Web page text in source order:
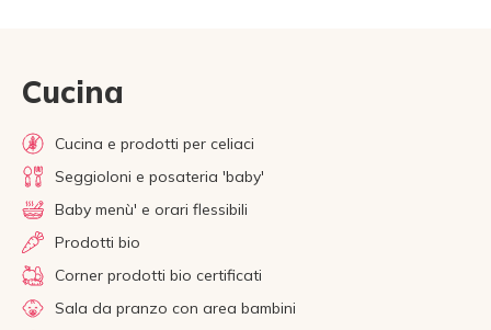
Cucina
Cucina e prodotti per celiaci
Seggioloni e posateria 'baby'
Baby menù' e orari flessibili
Prodotti bio
Corner prodotti bio certificati
Sala da pranzo con area bambini